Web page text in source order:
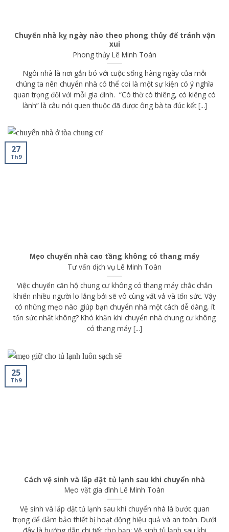
Chuyển nhà kỵ ngày nào theo phong thủy để tránh vận
xui
Phong thủy Lê Minh Toàn
Ngôi nhà là nơi gắn bó với cuộc sống hàng ngày của mỗi
chúng ta nên chuyển nhà có thể coi là một sự kiện có ý nghĩa
quan trọng đối với mỗi gia đình. “Có thờ có thiêng, có kiêng có
lành” là câu nói quen thuộc đã được ông bà ta đúc kết [...]
Mẹo chuyển nhà cao tầng không có thang máy
Tư vấn dịch vụ Lê Minh Toàn
Việc chuyển căn hộ chung cư không có thang máy chắc chắn
khiến nhiều người lo lắng bởi sẽ vô cùng vất vả và tốn sức. Vậy
có những mẹo nào giúp bạn chuyển nhà một cách dễ dàng, ít
tốn sức nhất không? Khó khăn khi chuyển nhà chung cư không
có thang máy [...]
27
Th9
Cách vệ sinh và lắp đặt tủ lạnh sau khi chuyển nhà
Mẹo vặt gia đình Lê Minh Toàn
Vệ sinh và lắp đặt tủ lạnh sau khi chuyển nhà là bước quan
trọng để đảm bảo thiết bị hoạt động hiệu quả và an toàn. Dưới
đây là hướng dẫn chi tiết cho bạn: Vệ sinh tủ lạnh sau khi
25
Th9